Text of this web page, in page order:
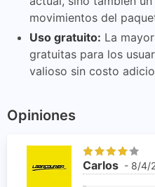
movimientos del
Uso gratuito: La
gratuitas para los
valioso sin costo
Opiniones
Carlos - 8/4/